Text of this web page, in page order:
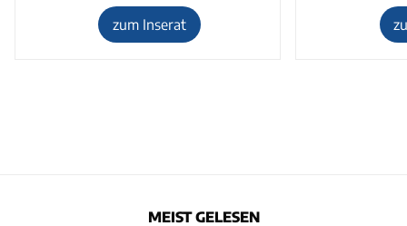
zum Inserat
MEIST GELESEN